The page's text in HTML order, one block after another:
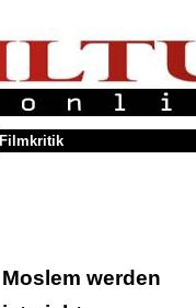
Filmkritik
Moslem werden